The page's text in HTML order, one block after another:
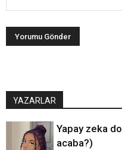
YAZARLAR
Yapay zeka
acaba?)